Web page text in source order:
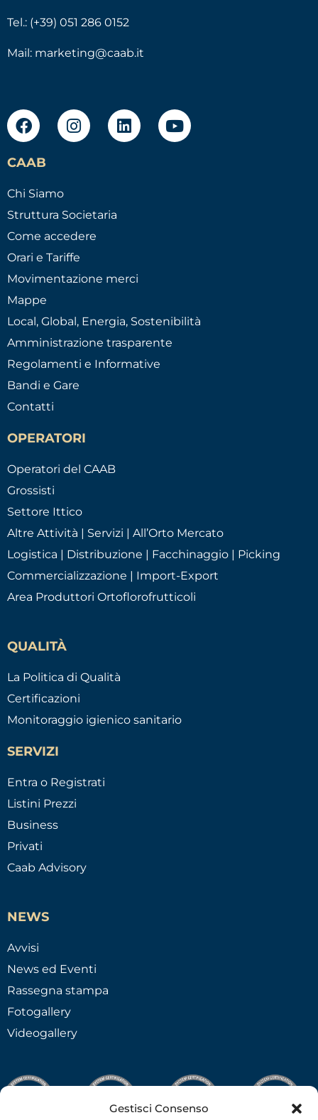
Gestisci Consenso
Tel.: (+39) 051 286 0152
Mail: marketing@caab.it
CAAB
Chi Siamo
Struttura Societaria
Come accedere
Orari e Tariffe
Movimentazione merci
Mappe
Local, Global, Energia, Sostenibilità
Amministrazione trasparente
Regolamenti e Informative
Bandi e Gare
Contatti
OPERATORI
Operatori del CAAB
Grossisti
Settore Ittico
Altre Attività | Servizi | All’Orto Mercato
Logistica | Distribuzione | Facchinaggio | Picking
Commercializzazione | Import-Export
Area Produttori Ortoflorofrutticoli
QUALITÀ
La Politica di Qualità
Certificazioni
Monitoraggio igienico sanitario
SERVIZI
Entra o Registrati
Listini Prezzi
Business
Privati
Caab Advisory
NEWS
Avvisi
News ed Eventi
Rassegna stampa
Fotogallery
Videogallery